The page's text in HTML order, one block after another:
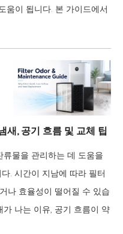
움이 됩니다. 본 가이드에서
새, 공기 흐름 및 교체 팁
류물을 관리하는 데 도움을
. 시간이 지남에 따라 필터
나 효율성이 떨어질 수 있습
나는 이유, 공기 흐름이 약